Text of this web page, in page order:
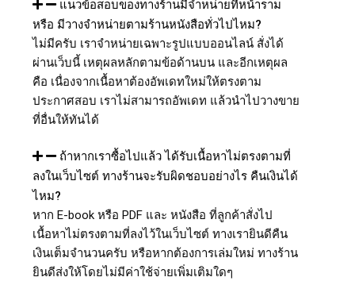
แนวข้อสอบของทางร้านมีจำหน่ายที่หน้าราม
หรือ มีวางจำหน่ายตามร้านหนังสือทั่วไปไหม?
ไม่มีครับ เราจำหน่ายเฉพาะรูปแบบออนไลน์ สั่งได้
ผ่านเว็บนี้ เหตุผลหลักตามข้อด้านบน และอีกเหตุผล
คือ เนื่องจากเนื้อหาต้องอัพเดทใหม่ให้ตรงตาม
ประกาศสอบ เราไม่สามารถอัพเดท แล้วนำไปวางขาย
ที่อื่นให้ทันได้
ถ้าหากเราซื้อไปแล้ว ได้รับเนื้อหาไม่ตรงตามที่
ลงในเว็บไซต์ ทางร้านจะรับผิดชอบอย่างไร คืนเงินได้
ไหม?
หาก E-book หรือ PDF และ หนังสือ ที่ลูกค้าสั่งไป
เนื้อหาไม่ตรงตามที่ลงไว้ในเว็บไซต์ ทางเรายินดีคืน
เงินเต็มจำนวนครับ หรือหากต้องการเล่มใหม่ ทางร้าน
ยินดีส่งให้โดยไม่มีค่าใช้จ่ายเพิ่มเติมใดๆ